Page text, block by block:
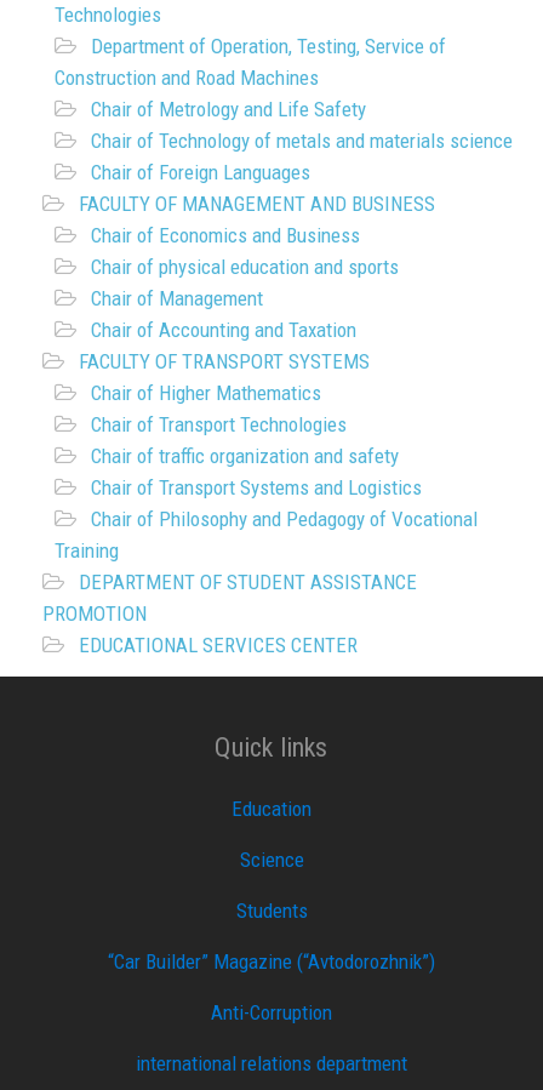
Technologies
Department of Operation, Testing, Service of
Construction and Road Machines
Chair of Metrology and Life Safety
Chair of Technology of metals and materials science
Chair of Foreign Languages
FACULTY OF MANAGEMENT AND BUSINESS
Chair of Economics and Business
Chair of physical education and sports
Chair of Management
Chair of Accounting and Taxation
FACULTY OF TRANSPORT SYSTEMS
Chair of Higher Mathematics
Chair of Transport Technologies
Chair of traffic organization and safety
Chair of Transport Systems and Logistics
Chair of Philosophy and Pedagogy of Vocational
Training
DEPARTMENT OF STUDENT ASSISTANCE
PROMOTION
EDUCATIONAL SERVICES CENTER
Quick links
Education
Science
Students
“Car Builder” Magazine (“Avtodorozhnik”)
Anti-Corruption
international relations department